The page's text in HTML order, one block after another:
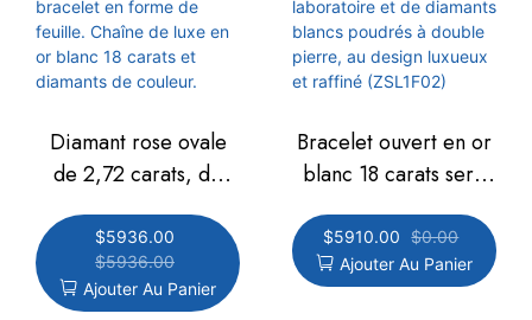
Diamant rose ovale
de 2,72 carats, de
pureté VS1, cultivé en
laboratoire, serti sur
un bracelet en forme
de feuille. Chaîne de
$5936.00
$5936.00
Ajouter Au Panier
Bracelet ouvert en or
blanc 18 carats serti
de diamants de
couleur taille poire
cultivés en laboratoire
$5910.00 $0.00
Ajouter Au Panier